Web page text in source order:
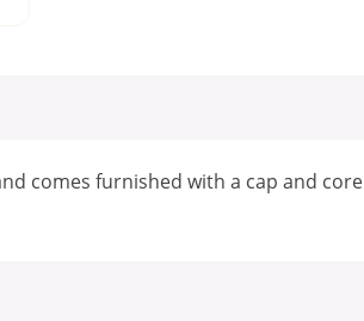
comes furnished with a cap and core